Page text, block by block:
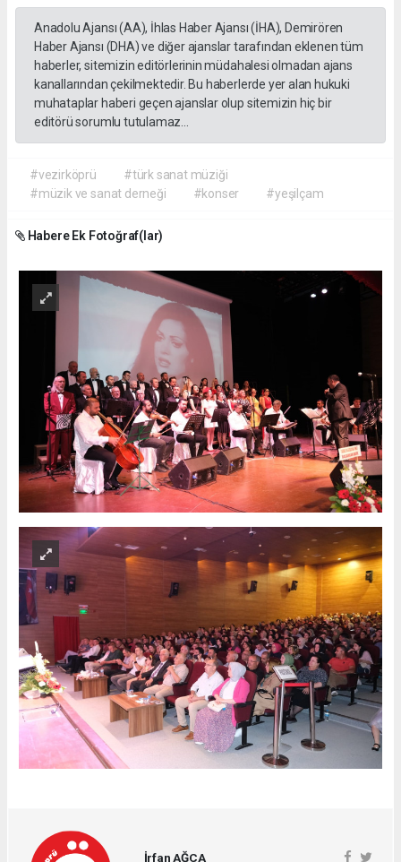
Anadolu Ajansı (AA), İhlas Haber Ajansı (İHA), Demirören
Haber Ajansı (DHA) ve diğer ajanslar tarafından eklenen tüm
haberler, sitemizin editörlerinin müdahalesi olmadan ajans
kanallarından çekilmektedir. Bu haberlerde yer alan hukuki
muhataplar haberi geçen ajanslar olup sitemizin hiç bir
editörü sorumlu tutulamaz...
#vezirköprü
#türk sanat müziği
#müzik ve sanat derneği
#konser #yeşilçam
Habere Ek Fotoğraf(lar)
İrfan AĞCA